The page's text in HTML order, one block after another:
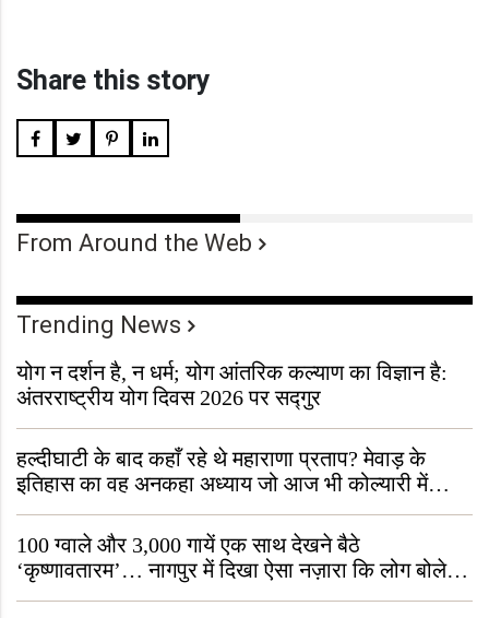
Share this story
From Around the Web
Trending News
योग न दर्शन है, न धर्म; योग आंतरिक कल्याण का विज्ञान है:
अंतरराष्ट्रीय योग दिवस 2026 पर सद्गुर
हल्दीघाटी के बाद कहाँ रहे थे महाराणा प्रताप? मेवाड़ के
इतिहास का वह अनकहा अध्याय जो आज भी कोल्यारी में
जीवित है
100 ग्वाले और 3,000 गायें एक साथ देखने बैठे
‘कृष्णावतारम’… नागपुर में दिखा ऐसा नज़ारा कि लोग बोले,
“ऐसा तो सिर्फ़ कृष्ण ही कर सकते हैं”